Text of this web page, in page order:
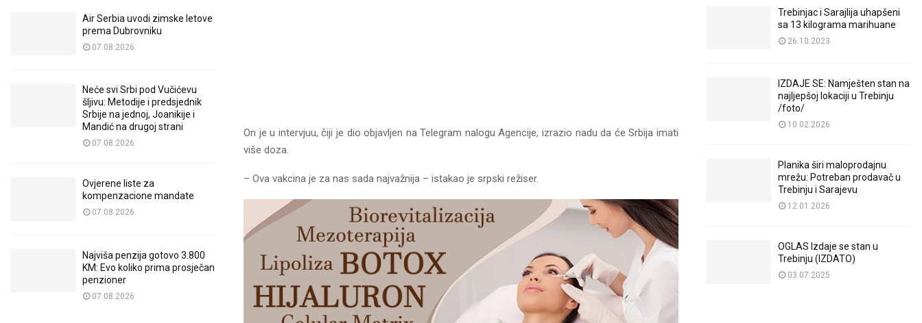
On je u intervjuu, čiji je dio objavljen na Telegram nalogu Agencije, izrazio nadu da će Srbija imati
više doza.
– Ova vakcina je za nas sada najvažnija – istakao je srpski režiser.
Air Serbia uvodi zimske letove
prema Dubrovniku
07.08.2026
Neće svi Srbi pod Vučićevu
šljivu: Metodije i predsjednik
Srbije na jednoj, Joanikije i
Mandić na drugoj strani
07.08.2026
Ovjerene liste za
kompenzacione mandate
07.08.2026
Najviša penzija gotovo 3.800
KM: Evo koliko prima prosječan
penzioner
07.08.2026
Trebinjac i Sarajlija uhapšeni
sa 13 kilograma marihuane
26.10.2023
IZDAJE SE: Namješten stan na
najljepšoj lokaciji u Trebinju
/foto/
10.02.2026
Planika širi maloprodajnu
mrežu: Potreban prodavač u
Trebinju i Sarajevu
12.01.2026
OGLAS Izdaje se stan u
Trebinju (IZDATO)
03.07.2025